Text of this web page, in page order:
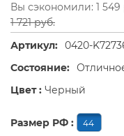
Вы сэкономили: 1 549
1 721 руб.
Артикул: 0420-
Состояние:
Цвет : Черный
Размер РФ : 44